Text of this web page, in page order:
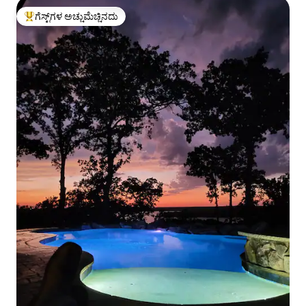
ಗೆಸ್ಟ್‌ಗಳಿಗೆ ಅತಿ ಹೆಚ್ಚು ಅಚ್ಚುಮೆಚ್ಚಿನದು
ಗೆಸ್ಟ್‌ಗಳ ಅಚ್ಚುಮೆಚ್ಚಿನದು